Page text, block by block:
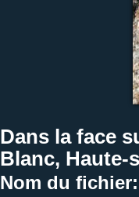
Dans la face
Blanc, Haute-
Nom du fichier: